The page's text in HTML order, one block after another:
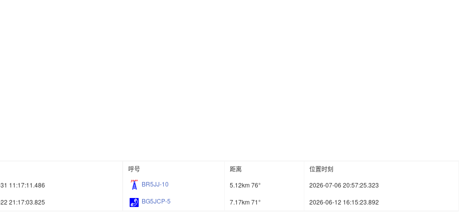
11:17:11.486
21:17:03.825
呼号 距离
位置时刻
BR5JJ-10
5.12km 76°
2026-07-06 20:57:25.323
BG5JCP-5
7.17km 71° 2026-06-12 16:15:23.892